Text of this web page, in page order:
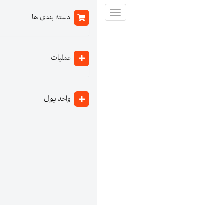
تغییر
وضعیت دسته بندی ها
عملیات
واحد پول